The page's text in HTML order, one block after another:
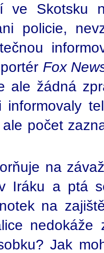
ve Skotsku
policie,
Fox
ale žádná
informovaly
počet
na
Iráku a ptá
na
nedokáže
Jak